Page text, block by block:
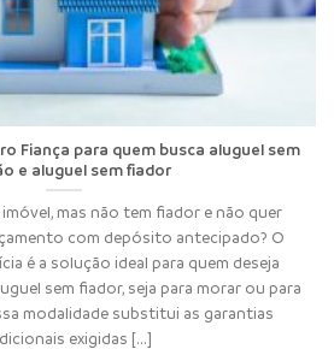
Fiança para quem busca aluguel sem
e aluguel sem fiador
mas não tem fiador e não quer
com depósito antecipado? O
é a solução ideal para quem deseja
sem fiador, seja para morar ou para
modalidade substitui as garantias
exigidas [...]